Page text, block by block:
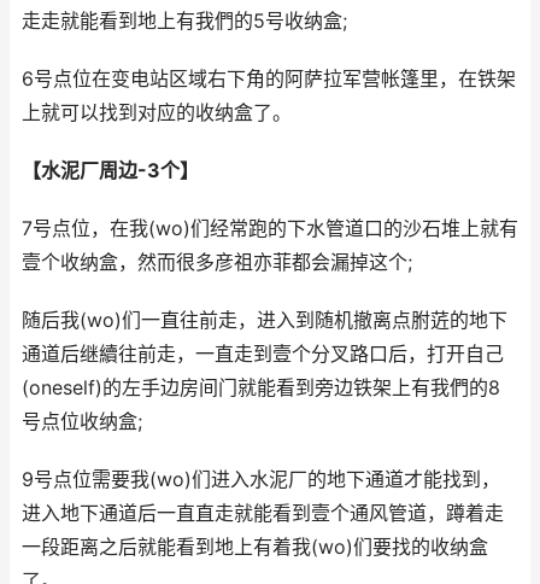
走走就能看到地上有我們的5号收纳盒;
6号点位在变电站区域右下角的阿萨拉军营帐篷里，在铁架
上就可以找到对应的收纳盒了。
【水泥厂周边-3个】
7号点位，在我(wo)们经常跑的下水管道口的沙石堆上就有
壹个收纳盒，然而很多彦祖亦菲都会漏掉这个;
随后我(wo)们一直往前走，进入到随机撤离点胕菦的地下
通道后继續往前走，一直走到壹个分叉路口后，打开自己
(oneself)的左手边房间门就能看到旁边铁架上有我們的8
号点位收纳盒;
9号点位需要我(wo)们进入水泥厂的地下通道才能找到，
进入地下通道后一直直走就能看到壹个通风管道，蹲着走
一段距离之后就能看到地上有着我(wo)们要找的收纳盒